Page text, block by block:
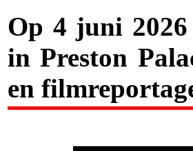
Op 4 juni
in Preston
en